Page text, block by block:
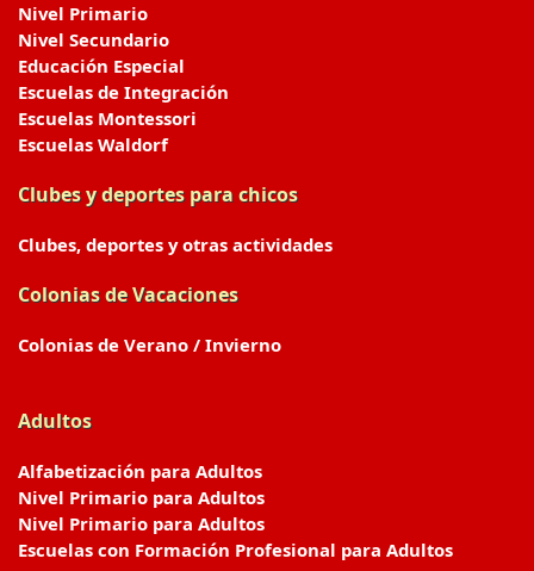
Nivel Primario
Nivel Secundario
Educación Especial
Escuelas de Integración
Escuelas Montessori
Escuelas Waldorf
Clubes y deportes para chicos
Clubes, deportes y otras actividades
Colonias de Vacaciones
Colonias de Verano / Invierno
Adultos
Alfabetización para Adultos
Nivel Primario para Adultos
Nivel Primario para Adultos
Escuelas con Formación Profesional para Adultos